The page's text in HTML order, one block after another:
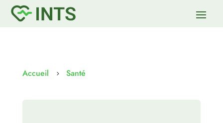
Accueil 5 Santé